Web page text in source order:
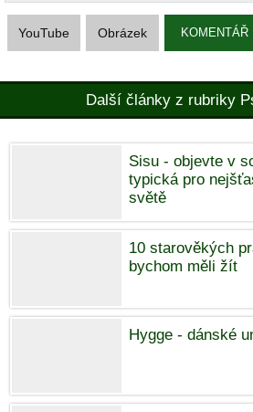
YouTube Obrázek KOMENTÁŘ
Další články z rubriky
Sisu - objevte v
typická pro
světě
10 starověkých
bychom měli žít
Hygge - dánské